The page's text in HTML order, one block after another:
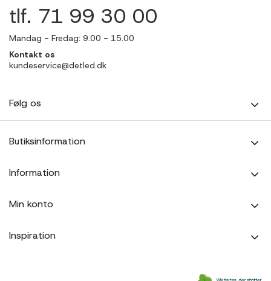
tlf. 71 99 30 00
Mandag - Fredag: 9.00 - 15.00
Kontakt os
kundeservice@detled.dk
Følg os
Butiksinformation
Information
Min konto
Inspiration